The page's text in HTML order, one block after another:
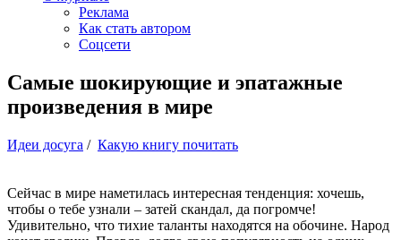
Реклама
Как стать автором
Соцсети
Самые шокирующие и эпатажные
произведения в мире
Идеи досуга / Какую книгу почитать
Сейчас в мире наметилась интересная тенденция: хочешь,
чтобы о тебе узнали – затей скандал, да погромче!
Удивительно, что тихие таланты находятся на обочине. Народ